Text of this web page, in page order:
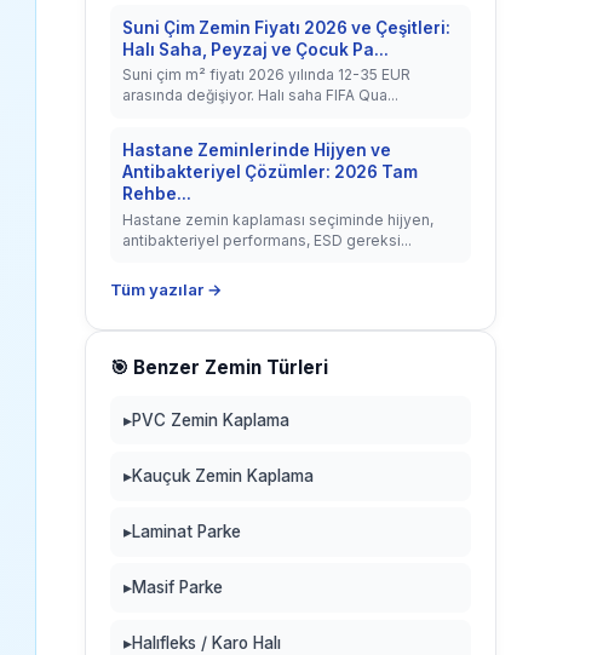
Suni Çim Zemin Fiyatı 2026 ve Çeşitleri:
Halı Saha, Peyzaj ve Çocuk Pa...
Suni çim m² fiyatı 2026 yılında 12-35 EUR
arasında değişiyor. Halı saha FIFA Qua...
Hastane Zeminlerinde Hijyen ve
Antibakteriyel Çözümler: 2026 Tam
Rehbe...
Hastane zemin kaplaması seçiminde hijyen,
antibakteriyel performans, ESD gereksi...
Tüm yazılar →
🎯 Benzer Zemin Türleri
▸PVC Zemin Kaplama
▸Kauçuk Zemin Kaplama
▸Laminat Parke
▸Masif Parke
▸Halıfleks / Karo Halı